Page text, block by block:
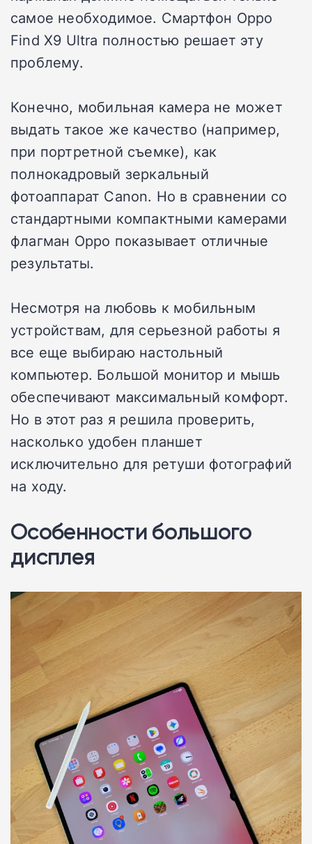
самое необходимое. Смартфон Oppo
Find X9 Ultra полностью решает эту
проблему.
Конечно, мобильная камера не может
выдать такое же качество (например,
при портретной съемке), как
полнокадровый зеркальный
фотоаппарат Canon. Но в сравнении со
стандартными компактными камерами
флагман Oppo показывает отличные
результаты.
Несмотря на любовь к мобильным
устройствам, для серьезной работы я
все еще выбираю настольный
компьютер. Большой монитор и мышь
обеспечивают максимальный комфорт.
Но в этот раз я решила проверить,
насколько удобен планшет
исключительно для ретуши фотографий
на ходу.
Особенности большого
дисплея